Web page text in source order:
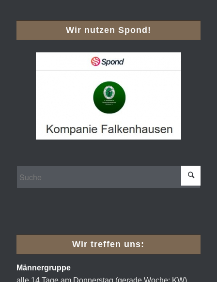
Wir nutzen Spond!
Wir treffen uns:
Männergruppe
alle 14 Tage am Donnerstag (gerade Woche: KW)